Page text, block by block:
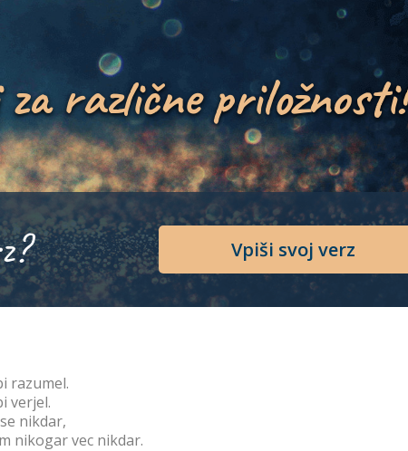
za različne priložnosti!
Vpiši svoj verz
razumel.
verjel.
nikdar,
nikogar vec nikdar.